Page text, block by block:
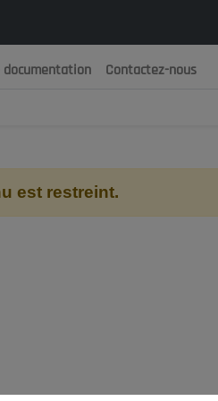
الشعبية
documentation Contactez-nous
est restreint.